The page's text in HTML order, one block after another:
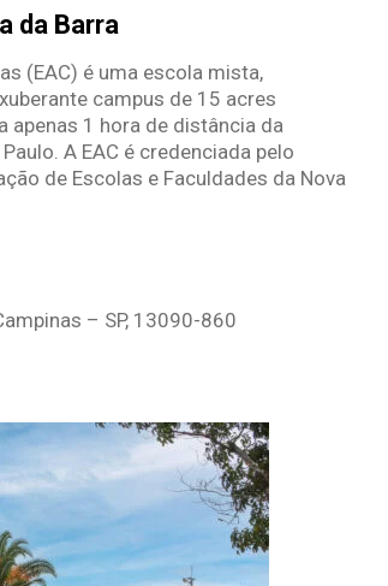
da Barra
(EAC) é uma escola mista,
campus de 15 acres
apenas 1 hora de distância da
A EAC é credenciada pelo
de Escolas e Faculdades da Nova
– SP, 13090-860